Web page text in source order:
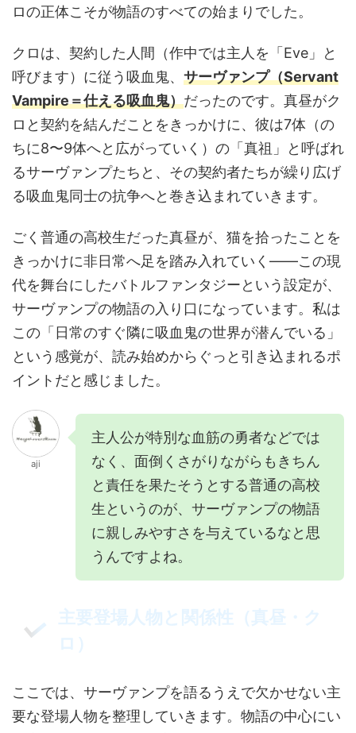
ロの正体こそが物語のすべての始まりでした。
クロは、契約した人間（作中では主人を「Eve」と
呼びます）に従う吸血鬼、 サーヴァンプ（Servant
Vampire＝仕える吸血鬼）だったのです。真昼がク
ロと契約を結んだことをきっかけに、彼は7体（の
ちに8〜9体へと広がっていく）の「真祖」と呼ばれ
るサーヴァンプたちと、その契約者たちが繰り広げ
る吸血鬼同士の抗争へと巻き込まれていきます。
ごく普通の高校生だった真昼が、猫を拾ったことを
きっかけに非日常へ足を踏み入れていく——この現
代を舞台にしたバトルファンタジーという設定が、
サーヴァンプの物語の入り口になっています。私は
この「日常のすぐ隣に吸血鬼の世界が潜んでいる」
という感覚が、読み始めからぐっと引き込まれるポ
イントだと感じました。
aji
主人公が特別な血筋の勇者などでは
なく、面倒くさがりながらもきちん
と責任を果たそうとする普通の高校
生というのが、サーヴァンプの物語
に親しみやすさを与えているなと思
うんですよね。
主要登場人物と関係性（真昼・ク
ロ）
ここでは、サーヴァンプを語るうえで欠かせない主
要な登場人物を整理していきます。物語の中心にい